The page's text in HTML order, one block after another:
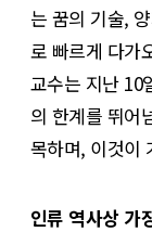
는 꿈의 기술,
로 빠르게 다가
교수는 지난 10
의 한계를 뛰어
목하며, 이것이
인류 역사상 가